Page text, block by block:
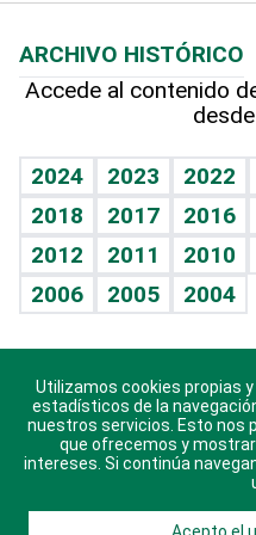
Hablando con el pediatra
Vida y familia
Eñe
Celebrando la vida
Sin complejos
En pocas palabras
Escuchando al corazón
Economía Personal
TBT Deportivo
Más firmas
Hecho en casa
Guía del dinero
Cumpleaños
Horóscopos
Crucigramas
ARCHIVO HISTÓRICO
Accede al contenido
2024 2023 2022
2018
2017 2016
2012
2011 2010
2006
2005 2004
Descarga nuestras
Utilizamos cookies propias
estadísticos de la
nuestros servicios. Esto nos
que ofrecemos y
intereses. Si continúa